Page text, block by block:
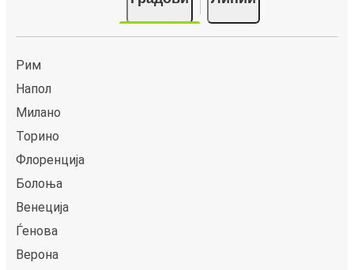
Рим
Напол
Милано
Торино
Флоренција
Болоња
Венеција
Ѓенова
Верона